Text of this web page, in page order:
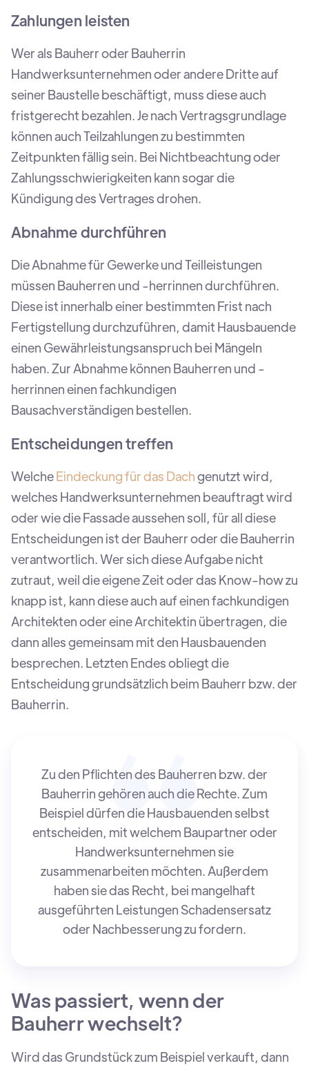
Zahlungen leisten
Wer als Bauherr oder Bauherrin
Handwerksunternehmen oder andere Dritte auf
seiner Baustelle beschäftigt, muss diese auch
fristgerecht bezahlen. Je nach Vertragsgrundlage
können auch Teilzahlungen zu bestimmten
Zeitpunkten fällig sein. Bei Nichtbeachtung oder
Zahlungsschwierigkeiten kann sogar die
Kündigung des Vertrages drohen.
Abnahme durchführen
Die Abnahme für Gewerke und Teilleistungen
müssen Bauherren und -herrinnen durchführen.
Diese ist innerhalb einer bestimmten Frist nach
Fertigstellung durchzuführen, damit Hausbauende
einen Gewährleistungsanspruch bei Mängeln
haben. Zur Abnahme können Bauherren und -
herrinnen einen fachkundigen
Bausachverständigen bestellen.
Entscheidungen treffen
WelcheEindeckung für das Dachgenutzt wird,
welches Handwerksunternehmen beauftragt wird
oder wie die Fassade aussehen soll, für all diese
Entscheidungen ist der Bauherr oder die Bauherrin
verantwortlich. Wer sich diese Aufgabe nicht
zutraut, weil die eigene Zeit oder das Know-how zu
knapp ist, kann diese auch auf einen fachkundigen
Architekten oder eine Architektin übertragen, die
dann alles gemeinsam mit den Hausbauenden
besprechen. Letzten Endes obliegt die
Entscheidung grundsätzlich beim Bauherr bzw. der
Bauherrin.
Zu den Pflichten des Bauherren bzw. der
Bauherrin gehören auch die Rechte. Zum
Beispiel dürfen die Hausbauenden selbst
entscheiden, mit welchem Baupartner oder
Handwerksunternehmen sie
zusammenarbeiten möchten. Außerdem
haben sie das Recht, bei mangelhaft
ausgeführten Leistungen Schadensersatz
oder Nachbesserung zu fordern.
Was passiert, wenn der
Bauherr wechselt?
Wird das Grundstück zum Beispiel verkauft, dann